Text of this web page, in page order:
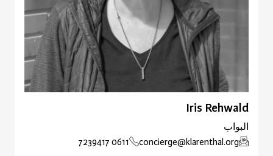
Iris Rehwald
البواب
concierge@klarenthal.org
0611 7239417